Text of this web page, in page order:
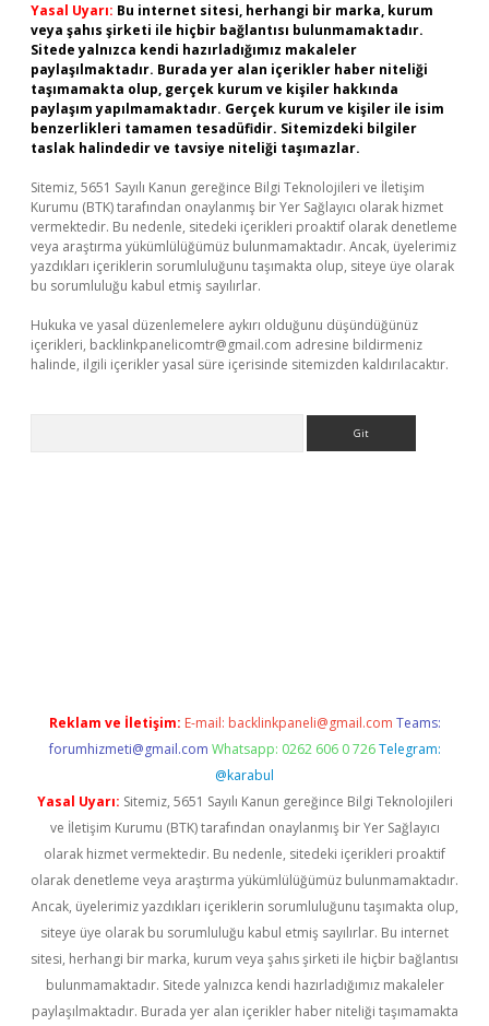
Yasal Uyarı: Bu internet sitesi, herhangi bir marka, kurum
veya şahıs şirketi ile hiçbir bağlantısı bulunmamaktadır.
Sitede yalnızca kendi hazırladığımız makaleler
paylaşılmaktadır. Burada yer alan içerikler haber niteliği
taşımamakta olup, gerçek kurum ve kişiler hakkında
paylaşım yapılmamaktadır. Gerçek kurum ve kişiler ile isim
benzerlikleri tamamen tesadüfidir. Sitemizdeki bilgiler
taslak halindedir ve tavsiye niteliği taşımazlar.
Sitemiz, 5651 Sayılı Kanun gereğince Bilgi Teknolojileri ve İletişim
Kurumu (BTK) tarafından onaylanmış bir Yer Sağlayıcı olarak hizmet
vermektedir. Bu nedenle, sitedeki içerikleri proaktif olarak denetleme
veya araştırma yükümlülüğümüz bulunmamaktadır. Ancak, üyelerimiz
yazdıkları içeriklerin sorumluluğunu taşımakta olup, siteye üye olarak
bu sorumluluğu kabul etmiş sayılırlar.
Hukuka ve yasal düzenlemelere aykırı olduğunu düşündüğünüz
içerikleri, backlinkpanelicomtr@gmail.com adresine bildirmeniz
halinde, ilgili içerikler yasal süre içerisinde sitemizden kaldırılacaktır.
Reklam ve İletişim: E-mail: backlinkpaneli@gmail.com Teams:
forumhizmeti@gmail.com Whatsapp: 0262 606 0 726 Telegram:
@karabul
Yasal Uyarı: Sitemiz, 5651 Sayılı Kanun gereğince Bilgi Teknolojileri
ve İletişim Kurumu (BTK) tarafından onaylanmış bir Yer Sağlayıcı
olarak hizmet vermektedir. Bu nedenle, sitedeki içerikleri proaktif
olarak denetleme veya araştırma yükümlülüğümüz bulunmamaktadır.
Ancak, üyelerimiz yazdıkları içeriklerin sorumluluğunu taşımakta olup,
siteye üye olarak bu sorumluluğu kabul etmiş sayılırlar. Bu internet
sitesi, herhangi bir marka, kurum veya şahıs şirketi ile hiçbir bağlantısı
bulunmamaktadır. Sitede yalnızca kendi hazırladığımız makaleler
paylaşılmaktadır. Burada yer alan içerikler haber niteliği taşımamakta